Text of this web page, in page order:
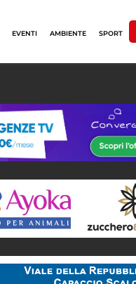
EVENTI AMBIENTE SPORT